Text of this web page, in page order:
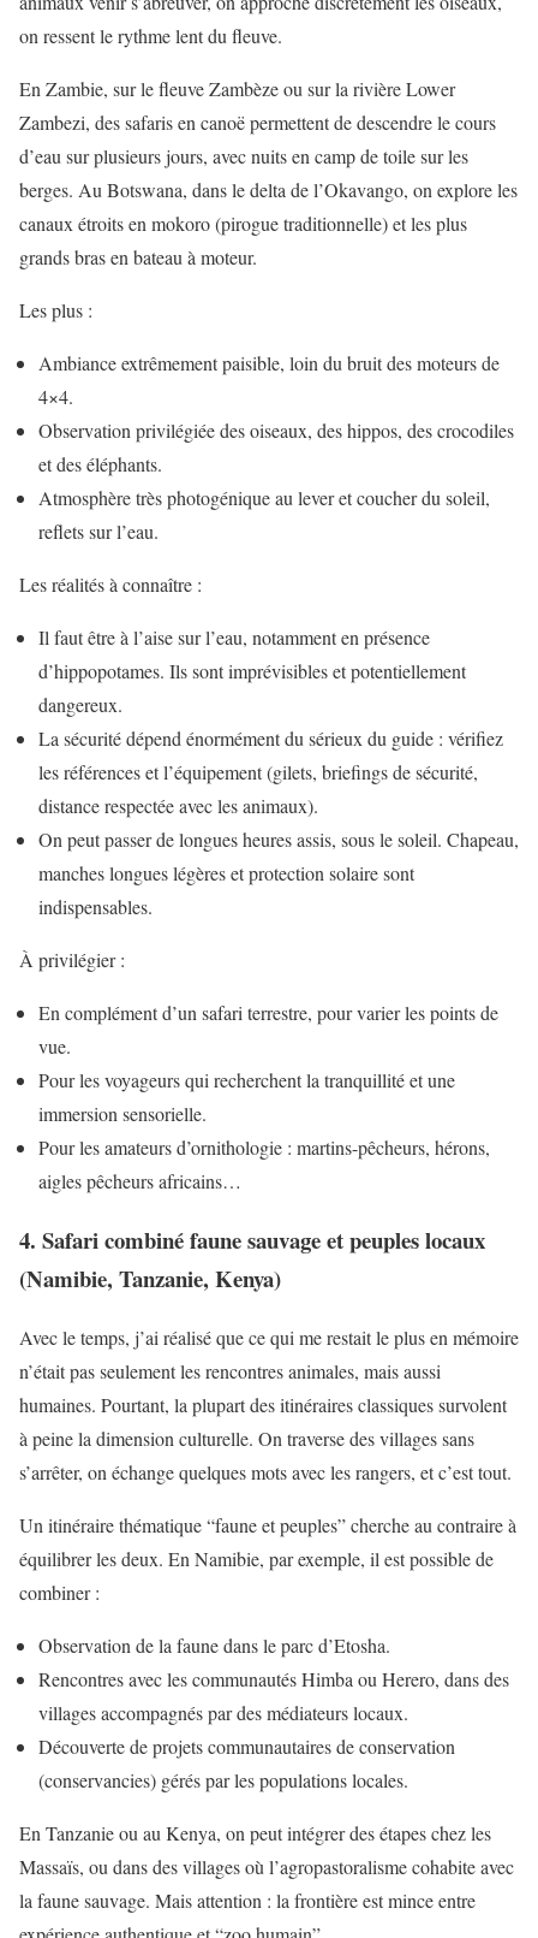
on ressent le rythme lent du fleuve.
En Zambie, sur le fleuve Zambèze ou sur la rivière Lower
Zambezi, des safaris en canoë permettent de descendre le cours
d’eau sur plusieurs jours, avec nuits en camp de toile sur les
berges. Au Botswana, dans le delta de l’Okavango, on explore les
canaux étroits en mokoro (pirogue traditionnelle) et les plus
grands bras en bateau à moteur.
Les plus :
Ambiance extrêmement paisible, loin du bruit des moteurs de
4×4.
Observation privilégiée des oiseaux, des hippos, des crocodiles
et des éléphants.
Atmosphère très photogénique au lever et coucher du soleil,
reflets sur l’eau.
Les réalités à connaître :
Il faut être à l’aise sur l’eau, notamment en présence
d’hippopotames. Ils sont imprévisibles et potentiellement
dangereux.
La sécurité dépend énormément du sérieux du guide : vérifiez
les références et l’équipement (gilets, briefings de sécurité,
distance respectée avec les animaux).
On peut passer de longues heures assis, sous le soleil. Chapeau,
manches longues légères et protection solaire sont
indispensables.
À privilégier :
En complément d’un safari terrestre, pour varier les points de
vue.
Pour les voyageurs qui recherchent la tranquillité et une
immersion sensorielle.
Pour les amateurs d’ornithologie : martins-pêcheurs, hérons,
aigles pêcheurs africains…
4. Safari combiné faune sauvage et peuples locaux
(Namibie, Tanzanie, Kenya)
Avec le temps, j’ai réalisé que ce qui me restait le plus en mémoire
n’était pas seulement les rencontres animales, mais aussi
humaines. Pourtant, la plupart des itinéraires classiques survolent
à peine la dimension culturelle. On traverse des villages sans
s’arrêter, on échange quelques mots avec les rangers, et c’est tout.
Un itinéraire thématique “faune et peuples” cherche au contraire à
équilibrer les deux. En Namibie, par exemple, il est possible de
combiner :
Observation de la faune dans le parc d’Etosha.
Rencontres avec les communautés Himba ou Herero, dans des
villages accompagnés par des médiateurs locaux.
Découverte de projets communautaires de conservation
(conservancies) gérés par les populations locales.
En Tanzanie ou au Kenya, on peut intégrer des étapes chez les
Massaïs, ou dans des villages où l’agropastoralisme cohabite avec
la faune sauvage. Mais attention : la frontière est mince entre